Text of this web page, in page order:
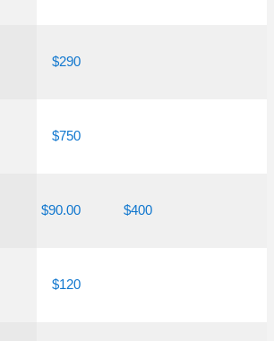
$290
$750
$90.00 $400
$120